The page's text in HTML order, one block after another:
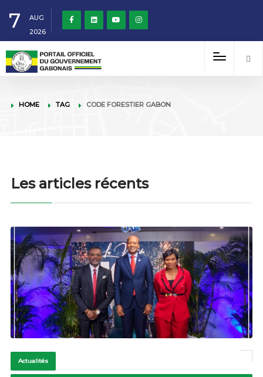
7
AUG
2026
HOME TAG CODE FORESTIER GABON
Les articles récents
Actualités